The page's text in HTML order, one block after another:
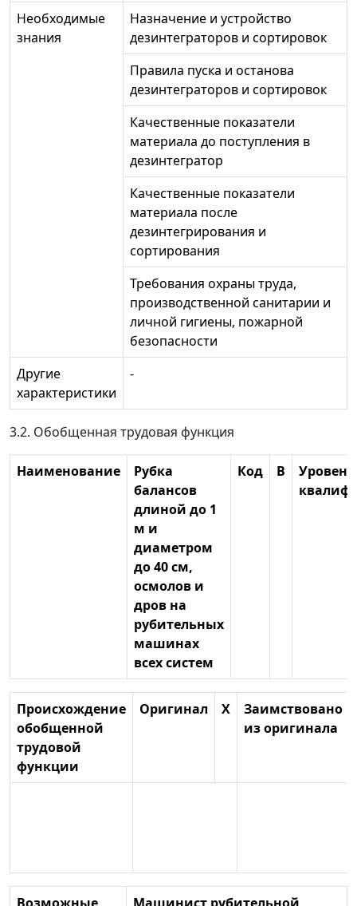
Необходимые
знания
Назначение и устройство
дезинтеграторов и сортировок
Правила пуска и останова
дезинтеграторов и сортировок
Качественные показатели
материала до поступления в
дезинтегратор
Качественные показатели
материала после
дезинтегрирования и
сортирования
Требования охраны труда,
производственной санитарии и
личной гигиены, пожарной
безопасности
Другие
характеристики
-
3.2. Обобщенная трудовая функция
Наименование
Рубка
балансов
длиной до 1
м и
диаметром
до 40 см,
осмолов и
дров на
рубительных
машинах
всех систем
Код В
Уровень
Происхождение
обобщенной
трудовой
функции
Оригинал X
Заимствовано
из оригинала